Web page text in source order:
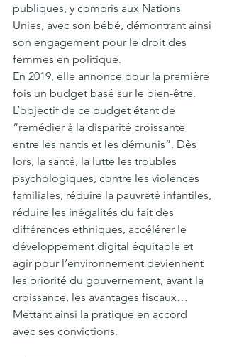
publiques, y compris aux Nations
Unies, avec son bébé, démontrant ainsi
son engagement pour le droit des
femmes en politique.
En 2019, elle annonce pour la première
fois un budget basé sur le bien-être.
L’objectif de ce budget étant de
“remédier à la disparité croissante
entre les nantis et les démunis”. Dès
lors, la santé, la lutte les troubles
psychologiques, contre les violences
familiales, réduire la pauvreté infantiles,
réduire les inégalités du fait des
différences ethniques, accélérer le
développement digital équitable et
agir pour l’environnement deviennent
les priorité du gouvernement, avant la
croissance, les avantages fiscaux…
Mettant ainsi la pratique en accord
avec ses convictions.